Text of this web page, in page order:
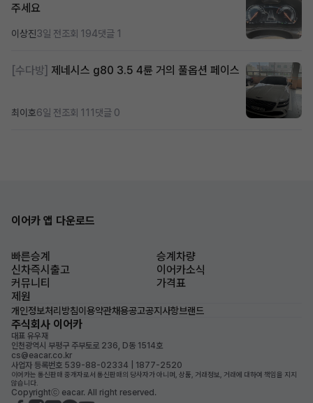
주세요
이상진3일 전조회 194댓글 1
[수다방] 제네시스 g80 3.5 4륜 거의 풀옵션 페이스
최이호6일 전조회 111 댓글 0
이어카 앱 다운로드
빠른승계
승계차량
신차즉시출고
이어카소식
커뮤니티
가격표
제원
개인정보처리방침이용약관채용공고공지사항브랜드
주식회사 이어카
대표 유우재
인천광역시 부평구 주부토로 236, D동 1514호
cs@eacar.co.kr
사업자 등록번호 539-88-02334 | 1877-2520
이어카는 통신판매 중개자로서 통신판매의 당사자가 아니며, 상품, 거래정보, 거래에 대하여 책임을 지지
않습니다.
Copyrightⓒ eacar. All right reserved.